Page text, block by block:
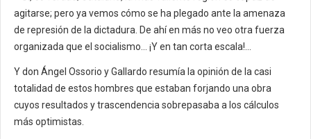
agitarse; pero ya vemos cómo se ha plegado ante la amenaza
de represión de la dictadura. De ahí en más no veo otra fuerza
organizada que el socialismo… ¡Y en tan corta escala!…
Y don Ángel Ossorio y Gallardo resumía la opinión de la casi
totalidad de estos hombres que estaban forjando una obra
cuyos resultados y trascendencia sobrepasaba a los cálculos
más optimistas.